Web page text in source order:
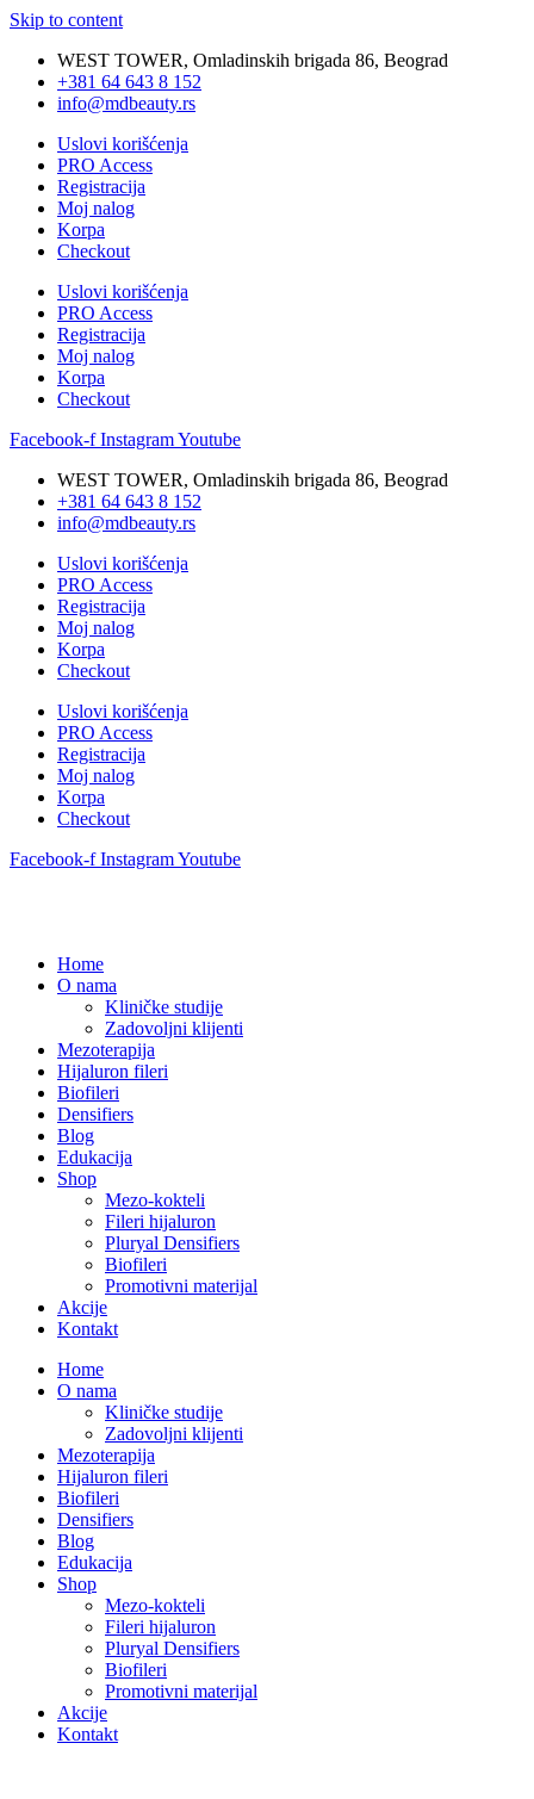
Skip to content
WEST TOWER, Omladinskih brigada 86, Beograd
+381 64 643 8 152
info@mdbeauty.rs
Uslovi korišćenja
PRO Access
Registracija
Moj nalog
Korpa
Checkout
Uslovi korišćenja
PRO Access
Registracija
Moj nalog
Korpa
Checkout
Facebook-f InstagramYoutube
WEST TOWER, Omladinskih brigada 86, Beograd
+381 64 643 8 152
info@mdbeauty.rs
Uslovi korišćenja
PRO Access
Registracija
Moj nalog
Korpa
Checkout
Uslovi korišćenja
PRO Access
Registracija
Moj nalog
Korpa
Checkout
Facebook-f InstagramYoutube
Home
O nama
Kliničke studije
Zadovoljni klijenti
Mezoterapija
Hijaluron fileri
Biofileri
Densifiers
Blog
Edukacija
Shop
Mezo-kokteli
Fileri hijaluron
Pluryal Densifiers
Biofileri
Promotivni materijal
Akcije
Kontakt
Home
O nama
Kliničke studije
Zadovoljni klijenti
Mezoterapija
Hijaluron fileri
Biofileri
Densifiers
Blog
Edukacija
Shop
Mezo-kokteli
Fileri hijaluron
Pluryal Densifiers
Biofileri
Promotivni materijal
Akcije
Kontakt